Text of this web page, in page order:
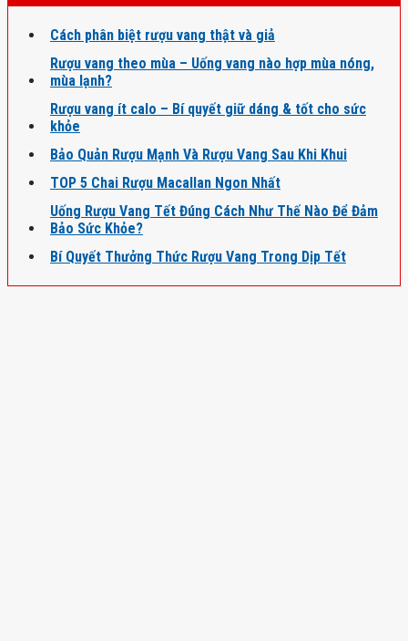
Cách phân biệt rượu vang thật và giả
Rượu vang theo mùa – Uống vang nào hợp mùa nóng,
mùa lạnh?
Rượu vang ít calo – Bí quyết giữ dáng & tốt cho sức
khỏe
Bảo Quản Rượu Mạnh Và Rượu Vang Sau Khi Khui
TOP 5 Chai Rượu Macallan Ngon Nhất
Uống Rượu Vang Tết Đúng Cách Như Thế Nào Để Đảm
Bảo Sức Khỏe?
Bí Quyết Thưởng Thức Rượu Vang Trong Dịp Tết